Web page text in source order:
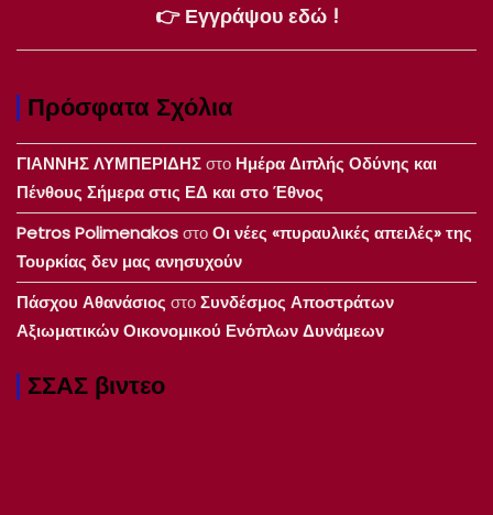
👉 Εγγράψου εδώ !
Πρόσφατα Σχόλια
ΓΙΑΝΝΗΣ ΛΥΜΠΕΡΙΔΗΣστο Ημέρα Διπλής Οδύνης και
Πένθους Σήμερα στις ΕΔ και στο Έθνος
Petros PolimenakosστοΟι νέες «πυραυλικές απειλές» της
Τουρκίας δεν μας ανησυχούν
Πάσχου Αθανάσιος στοΣυνδέσμος Αποστράτων
Αξιωματικών Οικονομικού Ενόπλων Δυνάμεων
ΣΣΑΣ βιντεο